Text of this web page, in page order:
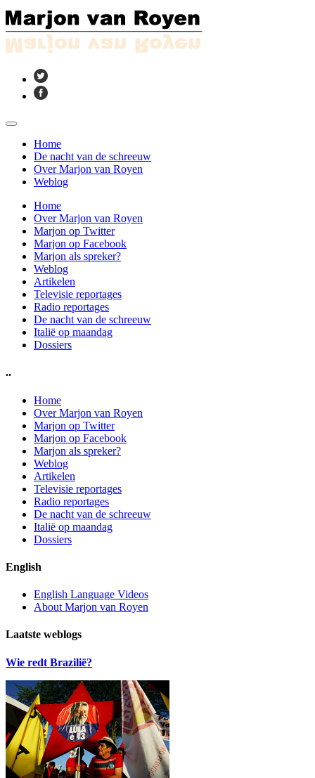
Home
De nacht van de schreeuw
Over Marjon van Royen
Weblog
Home
Over Marjon van Royen
Marjon op Twitter
Marjon op Facebook
Marjon als spreker?
Weblog
Artikelen
Televisie reportages
Radio reportages
De nacht van de schreeuw
Italië op maandag
Dossiers
..
Home
Over Marjon van Royen
Marjon op Twitter
Marjon op Facebook
Marjon als spreker?
Weblog
Artikelen
Televisie reportages
Radio reportages
De nacht van de schreeuw
Italië op maandag
Dossiers
English
English Language Videos
About Marjon van Royen
Laatste weblogs
Wie redt Brazilië?